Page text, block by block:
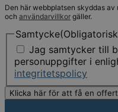
Den här webbplatsen skyddas av
och användarvillkor gäller.
Samtycke
Jag samtycker till
personuppgifter i
integritetspolicy